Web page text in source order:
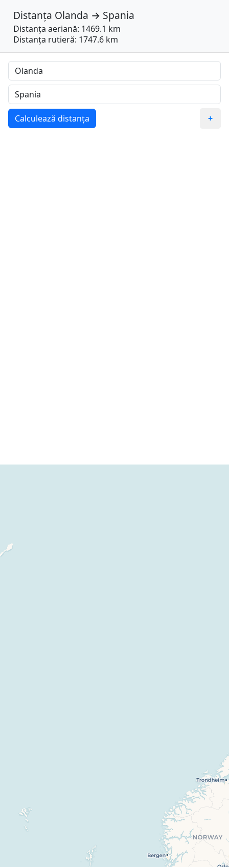
Distanța Olanda → Spania
Distanța aeriană: 1469.1 km
Distanța rutieră: 1747.6 km
Calculează distanța +